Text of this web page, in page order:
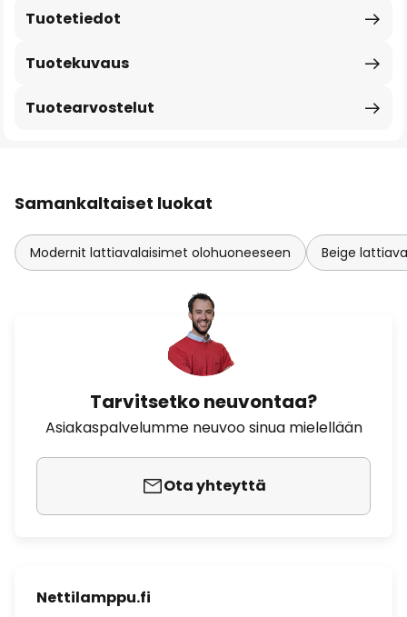
Tuotekuvaus
Tuotetiedot
Tuotearvostelut
Samankaltaiset luokat
Modernit lattiavalaisimet olohuoneeseen Beige
Tarvitsetko neuvontaa?
Asiakaspalvelumme neuvoo sinua mielellään
Ota yhteyttä
Nettilamppu.fi